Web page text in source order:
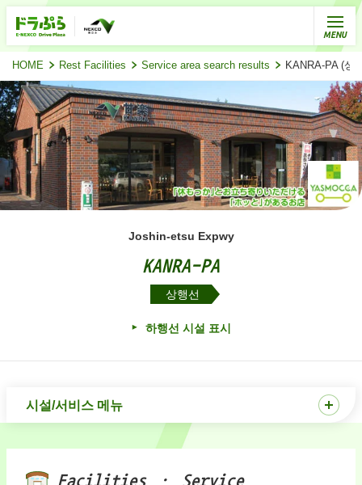
HOME Rest Facilities Service area search results KANRA-PA (상
Joshin-etsu Expwy
KANRA-PA
상행선
하행선 시설 표시
시설/서비스 메뉴
Facilities · Service